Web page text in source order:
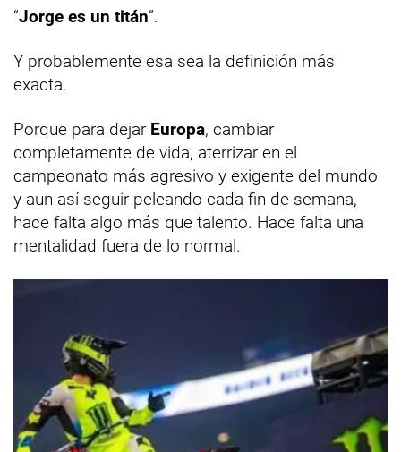
“Jorge es un titán”.
Y probablemente esa sea la definición más
exacta.
Porque para dejar Europa, cambiar
completamente de vida, aterrizar en el
campeonato más agresivo y exigente del mundo
y aun así seguir peleando cada fin de semana,
hace falta algo más que talento. Hace falta una
mentalidad fuera de lo normal.